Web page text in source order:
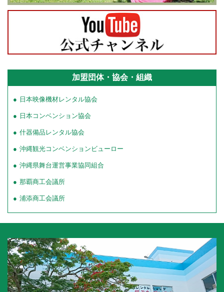
加盟団体・協会・組織
日本映像機材レンタル協会
日本コンベンション協会
什器備品レンタル協会
沖縄観光コンベンションビューロー
沖縄県舞台運営事業協同組合
那覇商工会議所
浦添商工会議所